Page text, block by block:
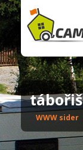
WWW sider